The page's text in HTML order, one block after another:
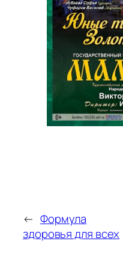
← Формула
здоровья для всех